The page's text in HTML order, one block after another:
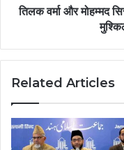
तिलक वर्मा और मोहम्मद
Related Articles